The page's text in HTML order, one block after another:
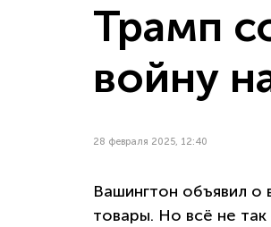
Трамп
войну
28 февраля 2025, 12:40
Вашингтон объявил о
товары. Но всё не